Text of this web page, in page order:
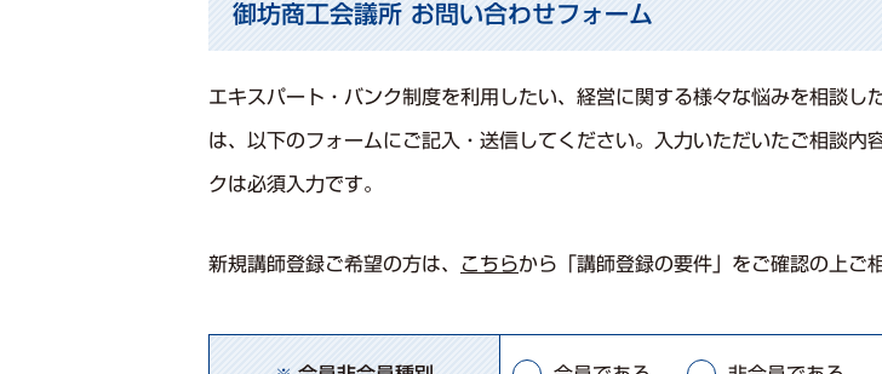
御坊商工会議所 お問い合わせフォーム
エキスパート・バンク制度を利⽤したい、経営に関する様々な悩みを相談
は、以下のフォームにご記⼊・送信してください。⼊⼒いただいたご相談
クは必須入力です。
新規講師登録ご希望の⽅は、 こちらから「講師登録の要件」をご確認の上ご